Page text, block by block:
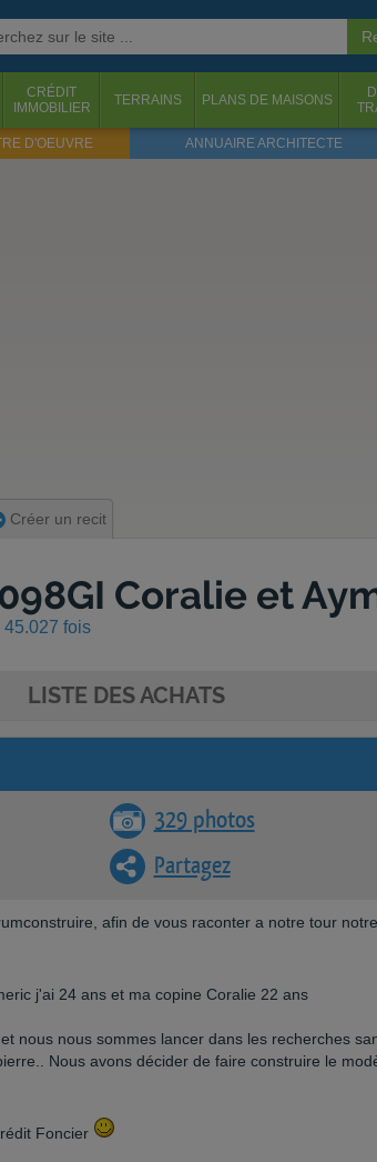
CRÉDIT
IMMOBILIER
TERRAINS PLANS DE MAISONS
D'OEUVRE ANNUAIRE ARCHITECTE
Créer un recit
Coralie et
45.027 fois
LISTE DES ACHATS
329 photos
Partagez
afin de vous raconter a notre tour notre
j'ai 24 ans et ma copine Coralie 22 ans
nous nous sommes lancer dans les recherches
Nous avons décider de faire construire le
Foncier